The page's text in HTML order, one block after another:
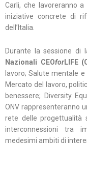
Carli, che lavoreranno a
iniziative concrete di
dell’Italia.
Durante la sessione di
Nazionali CEOforLIFE
lavoro; Salute mentale
Mercato del lavoro,
benessere; Diversity
ONV rappresenteranno
rete delle progettualità
interconnessioni tra
medesimi ambiti di